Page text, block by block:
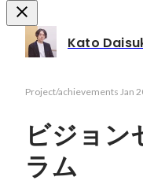
Kato
Project/achievements Jan
ビジョン
ラム